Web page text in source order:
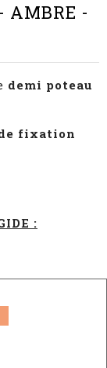
AMBRE -
demi poteau
fixation
: